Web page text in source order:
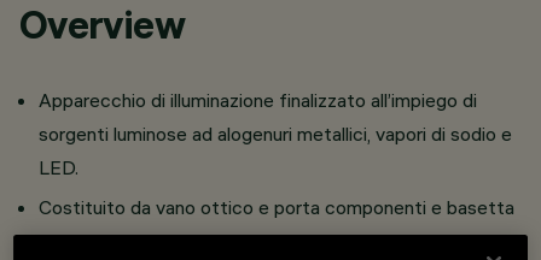
Overview
Apparecchio di illuminazione finalizzato all’impiego di
sorgenti luminose ad alogenuri metallici, vapori di sodio e
LED.
Costituito da vano ottico e porta componenti e basetta
per installazione a soffitto.